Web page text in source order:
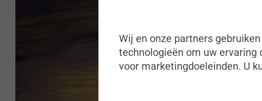
Wij en onze partners
technologieën om uw ervaring
voor marketingdoeleinden. U